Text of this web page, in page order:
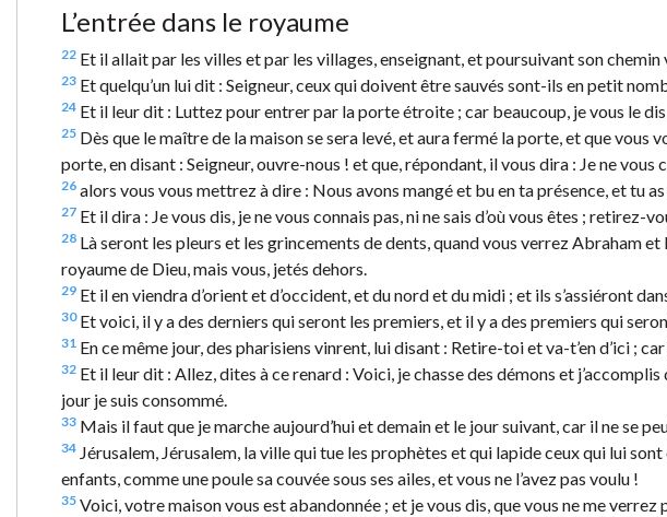
L’entrée dans le royaume
22 Et il allait par les villes et par les villages, enseignant, et poursuivant son chemin
23 Et quelqu’un lui dit : Seigneur, ceux qui doivent être sauvés sont-ils en petit
24 Et il leur dit : Luttez pour entrer par la porte étroite ; car beaucoup, je vous le
25 Dès que le maître de la maison se sera levé, et aura fermé la porte, et que vous
porte, en disant : Seigneur, ouvre-nous ! et que, répondant, il vous dira : Je ne vous
26 alors vous vous mettrez à dire : Nous avons mangé et bu en ta présence, et tu
27 Et il dira : Je vous dis, je ne vous connais pas, ni ne sais d’où vous êtes ; retirez-
28 Là seront les pleurs et les grincements de dents, quand vous verrez Abraham
royaume de Dieu, mais vous, jetés dehors.
29 Et il en viendra d’orient et d’occident, et du nord et du midi ; et ils s’assiéront
30Et voici, il y a des derniers qui seront les premiers, et il y a des premiers qui
31 En ce même jour, des pharisiens vinrent, lui disant : Retire-toi et va-t’en d’ici ;
32 Et il leur dit : Allez, dites à ce renard : Voici, je chasse des démons et
jour je suis consommé.
33 Mais il faut que je marche aujourd’hui et demain et le jour suivant, car il ne se
34 Jérusalem, Jérusalem, la ville qui tue les prophètes et qui lapide ceux qui lui
enfants, comme une poule sa couvée sous ses ailes, et vous ne l’avez pas voulu !
35 Voici, votre maison vous est abandonnée ; et je vous dis, que vous ne me verrez